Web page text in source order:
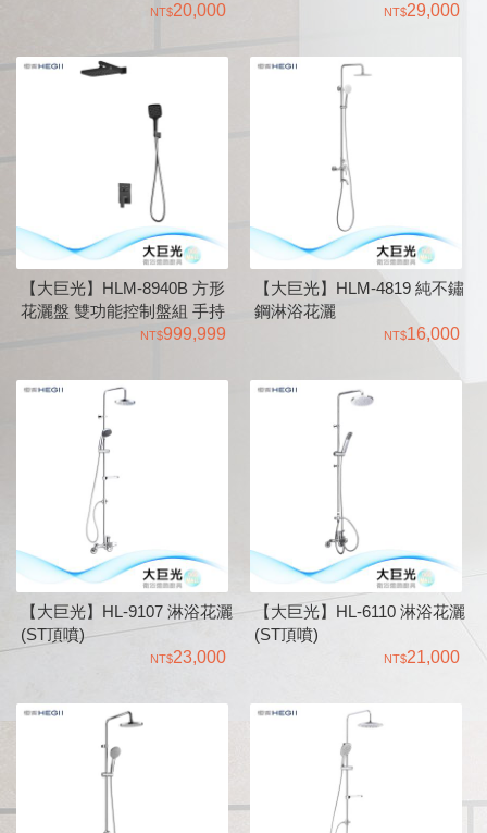
20,000 29,000
【大巨光】HLM-8940B 方形
花灑盤 雙功能控制盤組 手持
999,999
【大巨光】HLM-4819 純不鏽
鋼淋浴花灑
16,000
【大巨光】HL-9107 淋浴花灑
(ST頂噴)
23,000
【大巨光】HL-6110 淋浴花灑
(ST頂噴)
21,000